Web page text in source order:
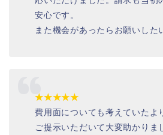
安心です。
また機会があったらお願いした
★★★★★
費用面についても考えていたよ
ご提示いただいて大変助かりま